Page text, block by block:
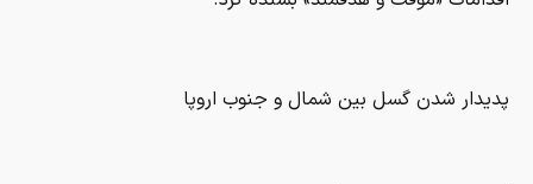
پدیدار شدن گسل بین شمال و جنوب اروپا